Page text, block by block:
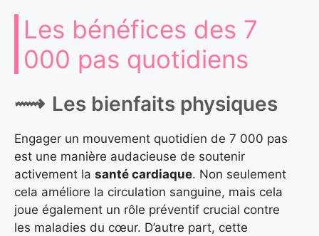
Les bénéfices des 7
000 pas quotidiens
Les bienfaits physiques
Engager un mouvement quotidien de 7 000 pas
est une manière audacieuse de soutenir
activement la santé cardiaque. Non seulement
cela améliore la circulation sanguine, mais cela
joue également un rôle préventif crucial contre
les maladies du cœur. D’autre part, cette